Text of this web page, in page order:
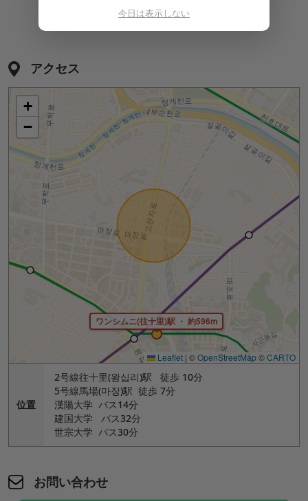
コーヒー
アクセス
ワンシムニ(往十里)駅 ・ 約596m
+
−
Leaflet | ©OpenStreetMap©CARTO
位置
2号線往十里(왕십리)駅 徒歩 10分
5号線馬場(마장)駅 徒歩 7分
漢陽大学 バス14分
建国大学 バス32分
世宗大学 バス30分
お問い合わせ
今日は表示しない